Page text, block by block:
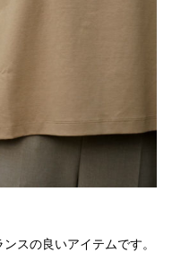
スの良いアイテムです。